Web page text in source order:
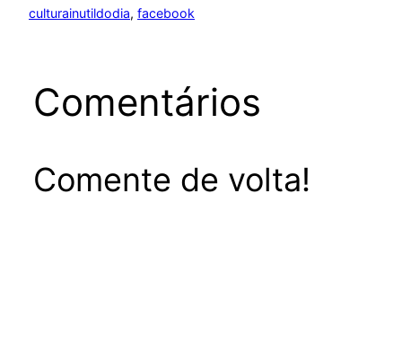
culturainutildodia, facebook
Comentários
Comente de volta!